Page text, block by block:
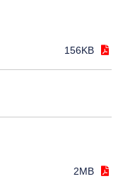
156KB
2MB